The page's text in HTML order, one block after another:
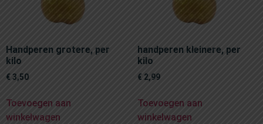
Handperen grotere, per
kilo
€ 3,50
Toevoegen aan
winkelwagen
handperen kleinere, per
kilo
€ 2,99
Toevoegen aan
winkelwagen